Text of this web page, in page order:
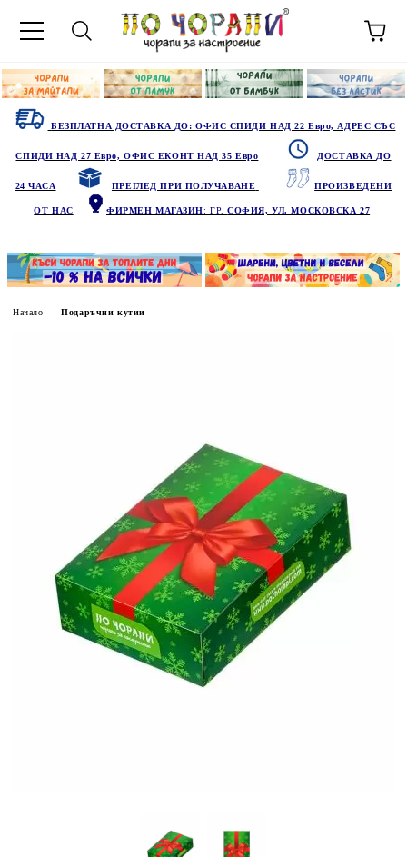
БЕЗПЛАТНА ДОСТАВКА ДО: ОФИС СПИДИ НАД 22 Евро, АДРЕС СЪС
СПИДИ НАД 27 Евро, ОФИС ЕКОНТ НАД 35 Евро ДОСТАВКА ДО
24 ЧАСА ПРЕГЛЕД ПРИ ПОЛУЧАВАНЕ ПРОИЗВЕДЕНИ
ОТ НАС ФИРМЕН МАГАЗИН: ГР.СОФИЯ, УЛ. МОСКОВСКА 27
Начало Подаръчни кутии